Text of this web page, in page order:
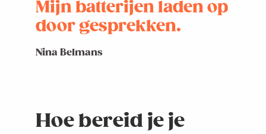
Mijn batterijen laden op
door gesprekken.
Nina Belmans
Hoe bereid je je